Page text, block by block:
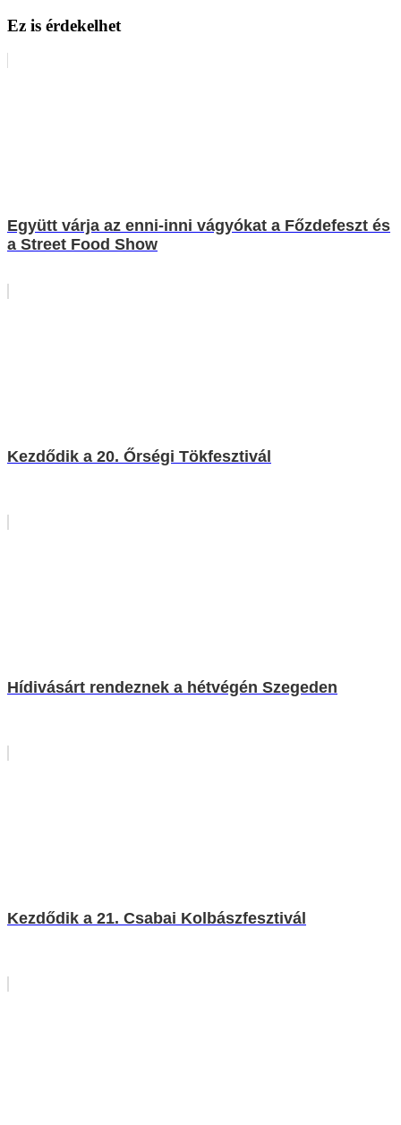
Ez is érdekelhet
Együtt várja az enni-inni vágyókat a Főzdefeszt és
a Street Food Show
Kezdődik a 20. Őrségi Tökfesztivál
Hídivásárt rendeznek a hétvégén Szegeden
Kezdődik a 21. Csabai Kolbászfesztivál